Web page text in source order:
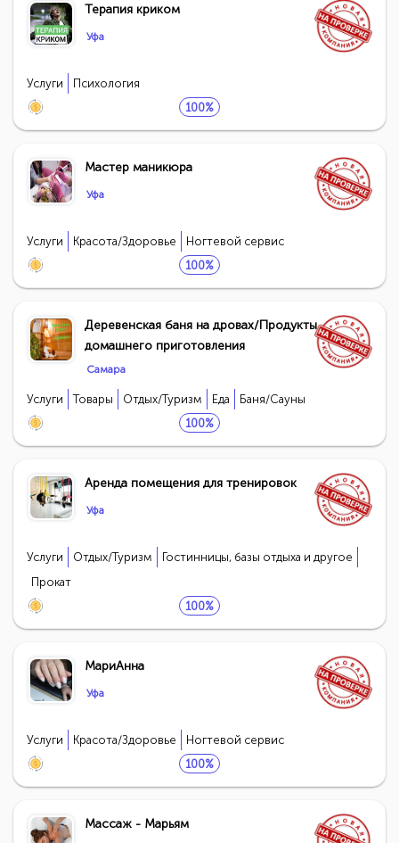
Терапия криком
Уфа
Услуги
Психология
100%
Мастер маникюра
Уфа
Услуги Красота/Здоровье
Ногтевой сервис
100%
Деревенская баня на дровах/Продукты
домашнего приготовления
Самара
Услуги Товары Отдых/Туризм Еда
Баня/Сауны
100%
Аренда помещения для тренировок
Уфа
Услуги Отдых/Туризм
Гостинницы, базы отдыха и другое
Прокат
100%
МариАнна
Уфа
Услуги Красота/Здоровье
Ногтевой сервис
100%
Массаж - Марьям